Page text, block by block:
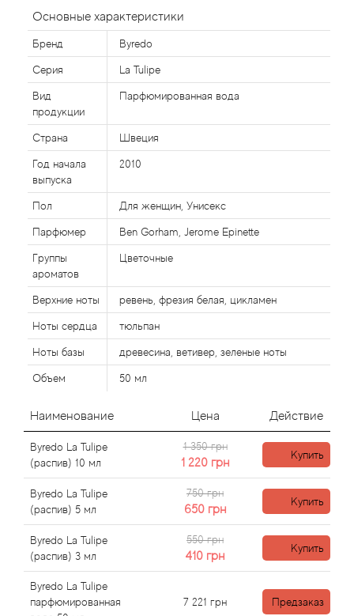
Основные характеристики
Бренд Byredo
Серия La Tulipe
Вид
продукции
Парфюмированная вода
Страна Швеция
Год начала
выпуска
2010
Пол Для женщин, Унисекс
Парфюмер Ben Gorham, Jerome Epinette
Группы
ароматов
Цветочные
Верхние ноты ревень, фрезия белая, цикламен
Ноты сердца тюльпан
Ноты базы древесина, ветивер, зеленые ноты
Объем 50 мл
Наименование Цена Действие
Byredo La Tulipe
(распив) 10 мл
1 350 грн
1 220 грн
Купить
Byredo La Tulipe
(распив) 5 мл
750 грн
650 грн
Купить
Byredo La Tulipe
(распив) 3 мл
550 грн
410 грн
Купить
Byredo La Tulipe
парфюмированная
7 221 грн Предзаказ
Ajmal
Al Haramain
Al Jazeera
Alaia Paris
Alexander McQueen
Alexandre Barthet
Alexandre J
Alfred Dunhill
Alyson Oldoini
American Crew
Amouage
Amouroud
Andre L'Arom
Angel Schlesser